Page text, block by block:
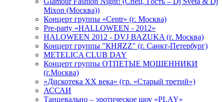
Mixon (Москва))
Концерт группы «Centr» (г. Москва)
Pre-party «HALLOWEEN - 2012»
HALOWEEN 2012 - DVJ BAZUKA (г. Москва)
Концерт группы "КНЯZZ" (г. Санкт-Петербург)
METELICA CLUB DAY
Концерт группы ОТПЕТЫЕ МОШЕННИКИ
(г.Москва)
«Дискотека ХХ века» (гр. «Старый третий»)
АССАИ
Танцевально – эротическое шоу «PLAY»